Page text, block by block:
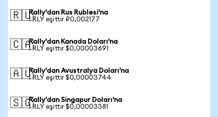
🇷🇺Rally'dan Rus Rublesi'na
1 RLY eşittir ₽0,002177
🇨🇦Rally'dan Kanada Doları'na
1 RLY eşittir $0,00003691
🇦🇺Rally'dan Avustralya Doları'na
1 RLY eşittir $0,00003744
🇸🇬Rally'dan Singapur Doları'na
1 RLY eşittir $0,00003381